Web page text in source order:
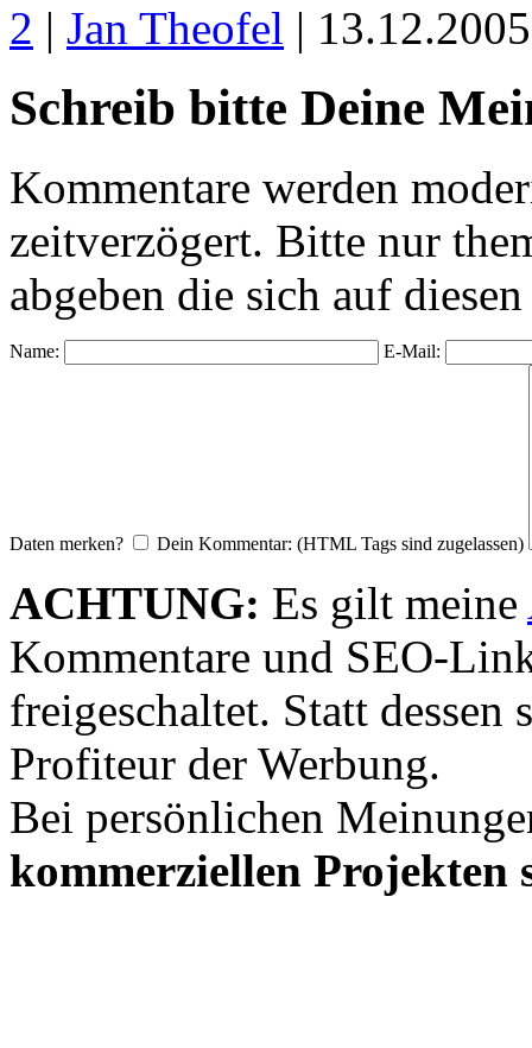
2 | Jan Theofel |
Schreib bitte Deine
Kommentare werden
zeitverzögert. Bitte nur
abgeben die sich auf
Name: E-Mail:
Daten merken? Dein Kommentar: (HTML Tags sind zugelassen)
ACHTUNG: Es gilt meine
Kommentare und SEO-
freigeschaltet. Statt dessen
Profiteur der Werbung.
Bei persönlichen
kommerziellen Projekten